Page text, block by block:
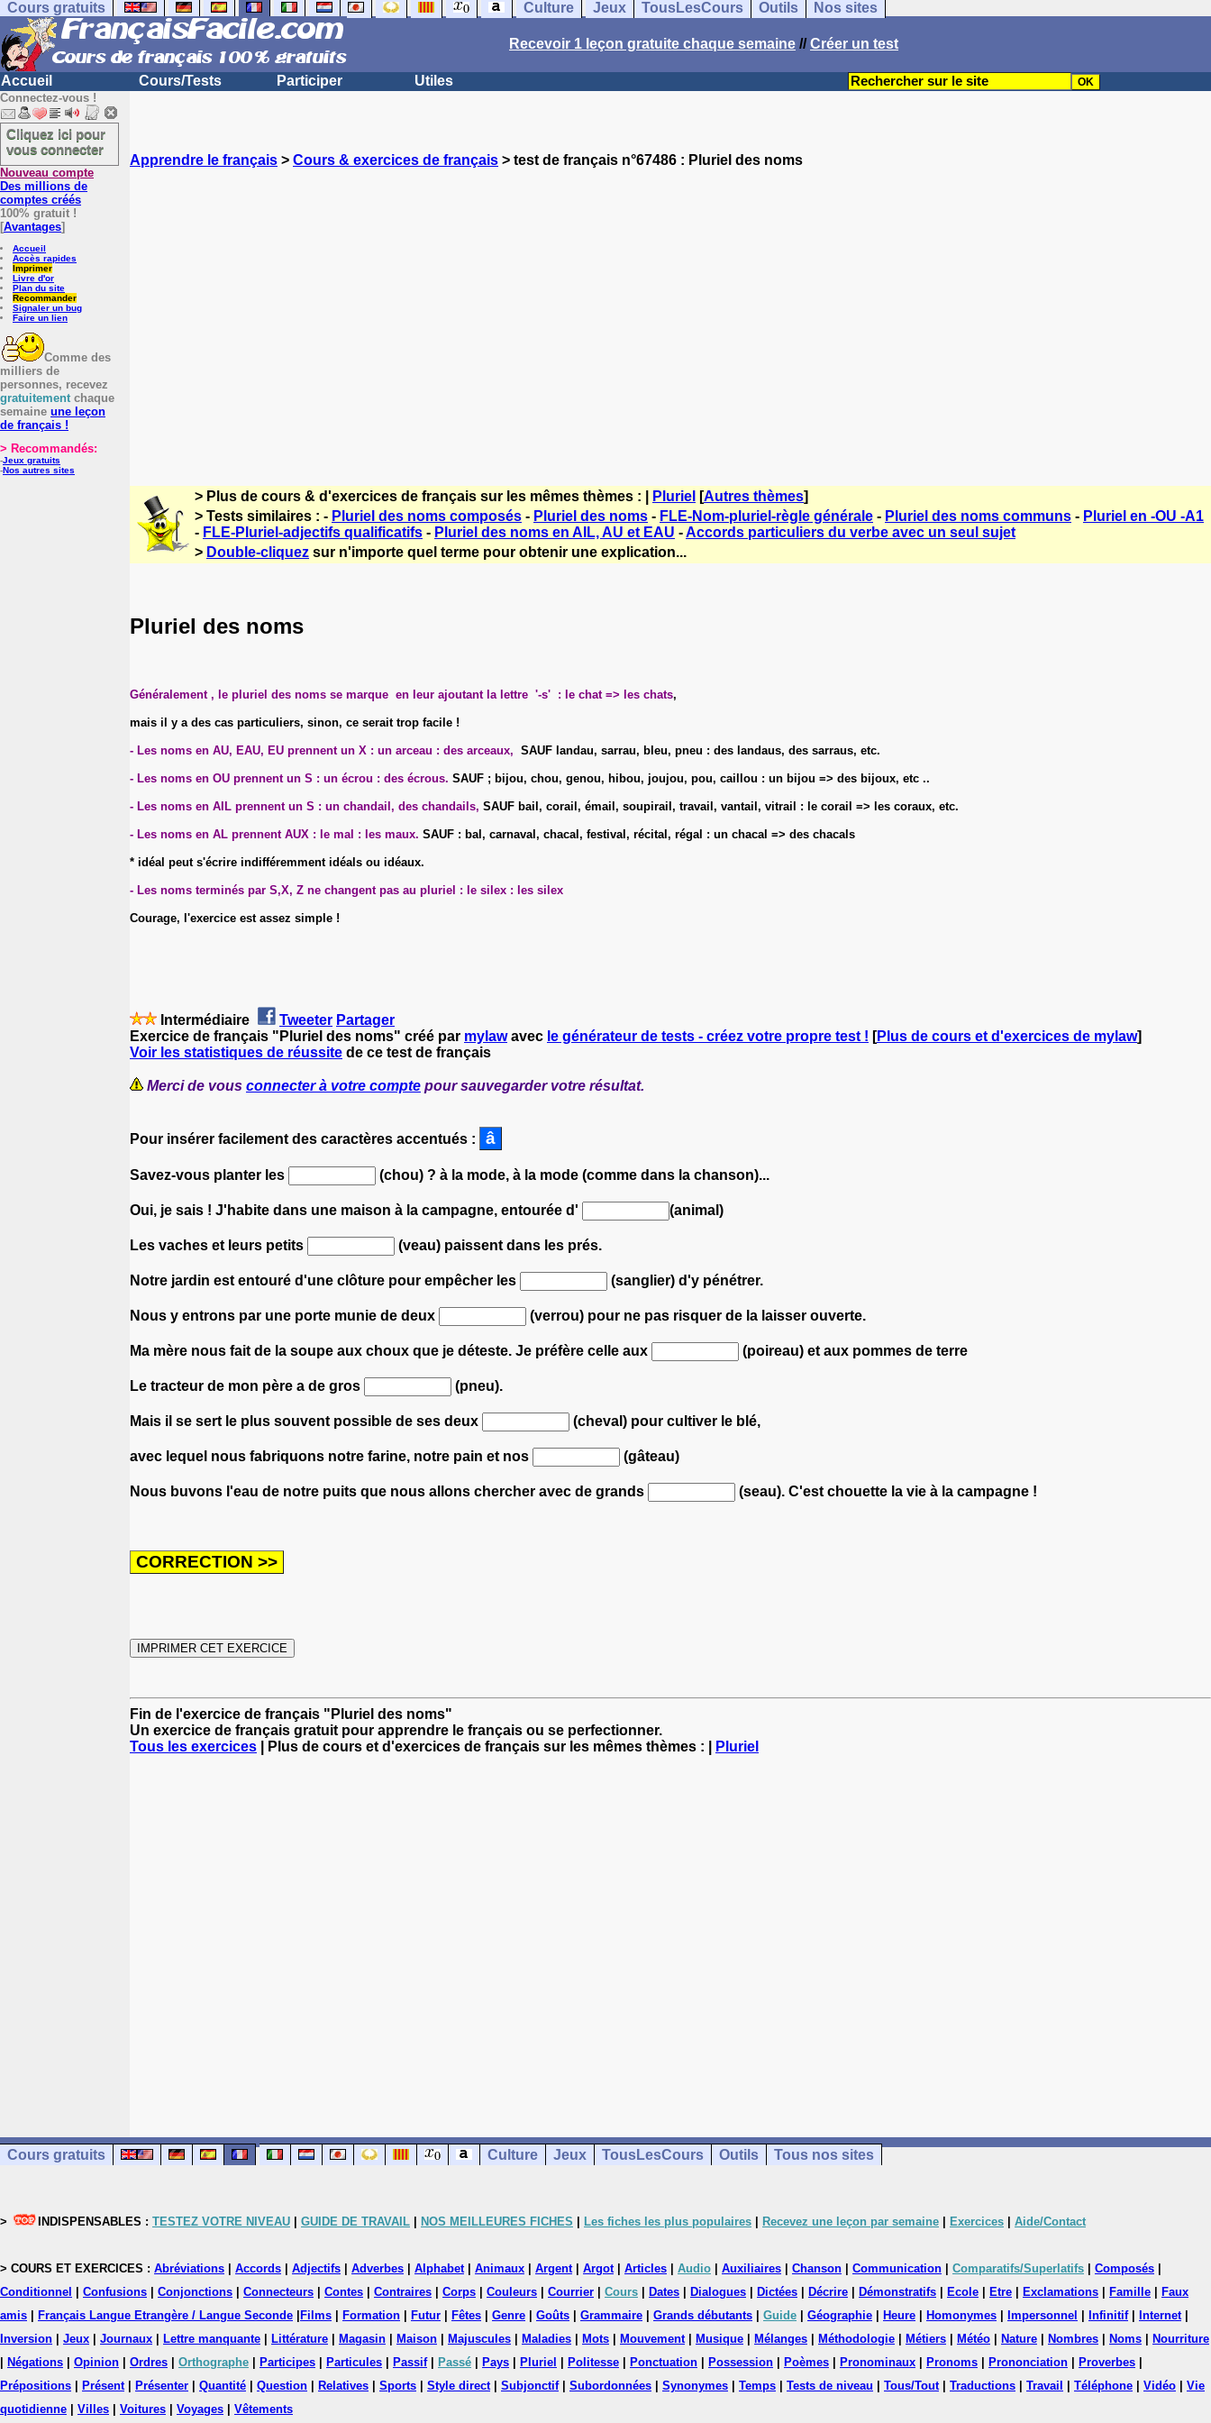
Cours gratuits Culture Jeux TousLesCours Outils Nos sites
Recevoir 1 leçon gratuite chaque semaine //Créer un test
Accueil Cours/Tests Participer Utiles
Connectez-vous !
Cliquez ici pour
vous connecter
Nouveau compte
Des millions de
comptes créés
100% gratuit !
[Avantages]
Accueil
Accès rapides
Imprimer
Livre d'or
Plan du site
Recommander
Signaler un bug
Faire un lien
Comme des
milliers de
personnes, recevez
gratuitementchaque
semaine une leçon
de français !
> Recommandés:
-Jeux gratuits
-Nos autres sites
Apprendre le français > Cours & exercices de français > test de français n°67486 : Pluriel des noms
> Plus de cours & d'exercices de français sur les mêmes thèmes : | Pluriel [Autres thèmes]
> Tests similaires : - Pluriel des noms composés - Pluriel des noms - FLE-Nom-pluriel-règle générale - Pluriel des noms communs - Pluriel en -OU -A1
- FLE-Pluriel-adjectifs qualificatifs - Pluriel des noms en AIL, AU et EAU -Accords particuliers du verbe avec un seul sujet
> Double-cliquez sur n'importe quel terme pour obtenir une explication...
Pluriel des noms
Généralement , le pluriel des noms se marque en leur ajoutant la lettre '-s' : le chat => les chats,
mais il y a des cas particuliers, sinon, ce serait trop facile !
- Les noms en AU, EAU, EU prennent un X : un arceau : des arceaux, SAUF landau, sarrau, bleu, pneu : des landaus, des sarraus, etc.
- Les noms en OU prennent un S : un écrou : des écrous. SAUF ; bijou, chou, genou, hibou, joujou, pou, caillou : un bijou => des bijoux, etc ..
- Les noms en AIL prennent un S : un chandail, des chandails, SAUF bail, corail, émail, soupirail, travail, vantail, vitrail : le corail => les coraux, etc.
- Les noms en AL prennent AUX : le mal : les maux. SAUF : bal, carnaval, chacal, festival, récital, régal : un chacal => des chacals
* idéal peut s'écrire indifféremment idéals ou idéaux.
- Les noms terminés par S,X, Z ne changent pas au pluriel : le silex : les silex
Courage, l'exercice est assez simple !
Intermédiaire Tweeter Partager
Exercice de français "Pluriel des noms" créé par mylawavec le générateur de tests - créez votre propre test ! [Plus de cours et d'exercices de mylaw]
Voir les statistiques de réussite de ce test de français
Merci de vous connecter à votre compte pour sauvegarder votre résultat.
Pour insérer facilement des caractères accentués :
Savez-vous planter les (chou) ? à la mode, à la mode (comme dans la chanson)...
Oui, je sais ! J'habite dans une maison à la campagne, entourée d' (animal)
Les vaches et leurs petits (veau) paissent dans les prés.
Notre jardin est entouré d'une clôture pour empêcher les (sanglier) d'y pénétrer.
Nous y entrons par une porte munie de deux (verrou) pour ne pas risquer de la laisser ouverte.
Ma mère nous fait de la soupe aux choux que je déteste. Je préfère celle aux (poireau) et aux pommes de terre
Le tracteur de mon père a de gros (pneu).
Mais il se sert le plus souvent possible de ses deux (cheval) pour cultiver le blé,
avec lequel nous fabriquons notre farine, notre pain et nos (gâteau)
Nous buvons l'eau de notre puits que nous allons chercher avec de grands (seau). C'est chouette la vie à la campagne !
Fin de l'exercice de français "Pluriel des noms"
Un exercice de français gratuit pour apprendre le français ou se perfectionner.
Tous les exercices | Plus de cours et d'exercices de français sur les mêmes thèmes : | Pluriel
Cours gratuits Culture Jeux TousLesCours Outils Tous nos sites
> INDISPENSABLES : TESTEZ VOTRE NIVEAU GUIDE DE TRAVAIL NOS MEILLEURES FICHES Les fiches les plus populaires Recevez une leçon par semaine Exercices Aide/Contact
> COURS ET EXERCICES : Abréviations Accords Adjectifs Adverbes Alphabet| Animaux Argent| Argot| Articles Audio Auxiliaires Chanson Communication Comparatifs/Superlatifs Composés
Conditionnel
Confusions Conjonctions Connecteurs Contes Contraires Corps Couleurs Courrier Cours Dates Dialogues Dictées Décrire Démonstratifs Ecole Etre Exclamations Famille
Faux
amis
Français Langue Etrangère / Langue Seconde Films Formation Futur Fêtes Genre Goûts Grammaire Grands débutants Guide Géographie Heure Homonymes Impersonnel Infinitif| Internet|
Inversion
Jeux Journaux Lettre manquante Littérature Magasin Maison Majuscules Maladies Mots Mouvement| Musique Mélanges Méthodologie Métiers Météo Nature Nombres Noms
Nourriture
Négations Opinion Ordres Orthographe Participes Particules Passif| Passé Pays Pluriel Politesse Ponctuation Possession Poèmes Pronominaux Pronoms Prononciation Proverbes
Prépositions
Présent| Présenter Quantité Question Relatives Sports Style direct| Subjonctif| Subordonnées Synonymes Temps Tests de niveau Tous/Tout| Traductions Travail Téléphone Vidéo
Vie
quotidienne
Villes Voitures Voyages Vêtements